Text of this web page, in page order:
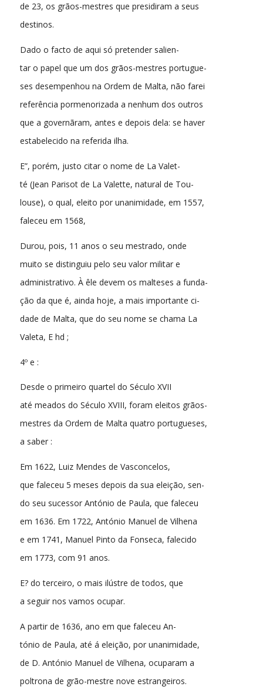
de 23, os grãos-mestres que presidiram a seus
destinos.
Dado o facto de aqui só pretender salien-
tar o papel que um dos grãos-mestres portugue-
ses desempenhou na Ordem de Malta, não farei
referência pormenorizada a nenhum dos outros
que a governãram, antes e depois dela: se haver
estabelecido na referida ilha.
E”, porém, justo citar o nome de La Valet-
té (Jean Parisot de La Valette, natural de Tou-
louse), o qual, eleito por unanimidade, em 1557,
faleceu em 1568,
Durou, pois, 11 anos o seu mestrado, onde
muito se distinguiu pelo seu valor militar e
administrativo. À êle devem os malteses a funda-
ção da que é, ainda hoje, a mais importante ci-
dade de Malta, que do seu nome se chama La
Valeta, E hd ;
4º e :
Desde o primeiro quartel do Século XVII
até meados do Século XVIII, foram eleitos grãos-
mestres da Ordem de Malta quatro portugueses,
a saber :
Em 1622, Luiz Mendes de Vasconcelos,
que faleceu 5 meses depois da sua eleição, sen-
do seu sucessor António de Paula, que faleceu
em 1636. Em 1722, António Manuel de Vilhena
e em 1741, Manuel Pinto da Fonseca, falecido
em 1773, com 91 anos.
E? do terceiro, o mais ilústre de todos, que
a seguir nos vamos ocupar.
A partir de 1636, ano em que faleceu An-
tónio de Paula, até á eleição, por unanimidade,
de D. António Manuel de Vilhena, ocuparam a
poltrona de grão-mestre nove estrangeiros.